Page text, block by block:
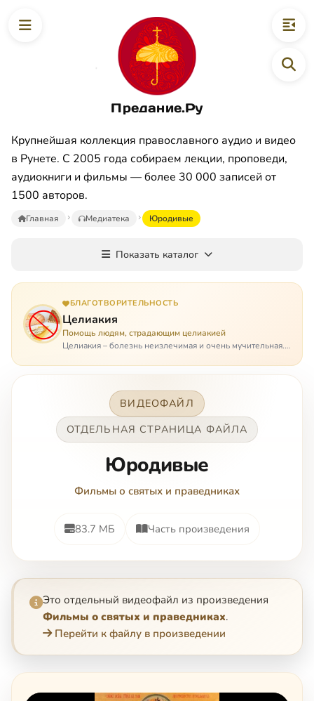
Предание.Ру
Крупнейшая коллекция православного аудио и видео
в Рунете. С 2005 года собираем лекции, проповеди,
аудиокниги и фильмы — более 30 000 записей от
1500 авторов.
Главная Медиатека Юpoдивые
Показать каталог
БЛАГОТВОРИТЕЛЬНОСТЬ
Целиакия
Помощь людям, страдающим целиакией
Целиакия – болезнь неизлечимая и очень мучительная.
целиакией страдает в одиночестве, не представляя
ВИДЕОФАЙЛ
ОТДЕЛЬНАЯ СТРАНИЦА ФАЙЛА
Юpoдивые
Фильмы о святых и праведниках
83.7 МБ Часть произведения
Это отдельный видеофайл из произведения
Фильмы о святых и праведниках.
Перейти к файлу в произведении